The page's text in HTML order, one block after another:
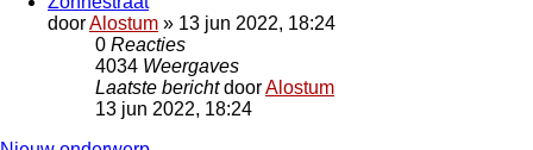
doorAlostum » 13 jun 2022, 18:24
0 Reacties
4034 Weergaves
Laatste berichtdoorAlostum
13 jun 2022, 18:24